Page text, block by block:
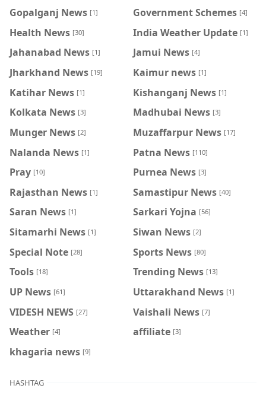
Gopalganj News [1] Government Schemes [4]
Health News [30] India Weather Update [1]
Jahanabad News [1] Jamui News [4]
Jharkhand News [19] Kaimur news [1]
Katihar News [1] Kishanganj News [1]
Kolkata News [3] Madhubai News [3]
Munger News [2] Muzaffarpur News [17]
Nalanda News [1] Patna News [110]
Pray [10] Purnea News [3]
Rajasthan News [1] Samastipur News [40]
Saran News [1] Sarkari Yojna [56]
Sitamarhi News [1] Siwan News [2]
Special Note [28] Sports News [80]
Tools [18] Trending News [13]
UP News [61] Uttarakhand News [1]
VIDESH NEWS [27] Vaishali News [7]
Weather [4] affiliate [3]
khagaria news [9]
HASHTAG